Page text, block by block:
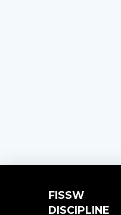
FISSW
DISCIPLINE